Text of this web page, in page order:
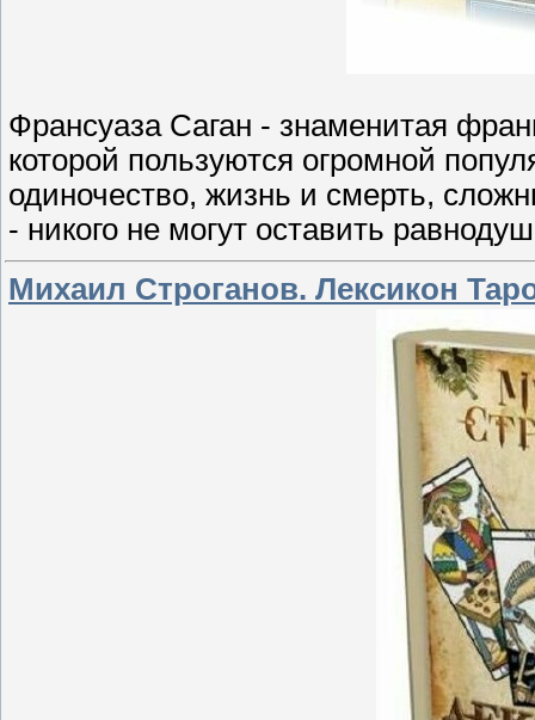
Франсуаза Саган - знаменитая
которой пользуются огромной
одиночество, жизнь и смерть,
- никого не могут оставить
Михаил Строганов. Лексикон